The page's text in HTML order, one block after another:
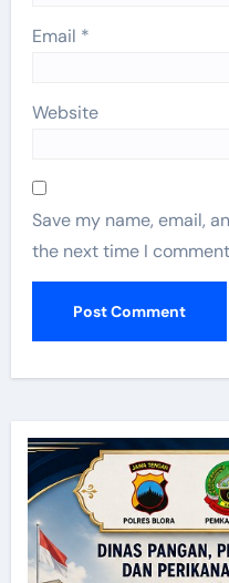
Email *
Website
Save my name, email,
the next time I